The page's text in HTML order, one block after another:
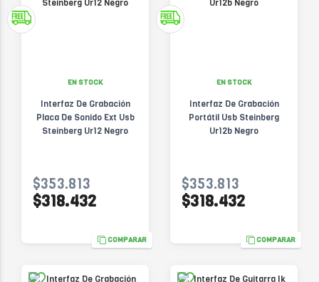
EN STOCK
Interfaz De Grabación
Placa De Sonido Ext Usb
Steinberg Ur12 Negro
$353.813
$318.432
COMPARAR
EN STOCK
Interfaz De Grabación
Portátil Usb Steinberg
Ur12b Negro
$353.813
$318.432
COMPARAR